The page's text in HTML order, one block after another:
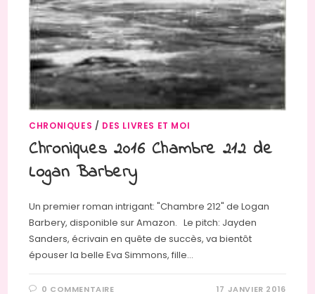
CHRONIQUES / DES LIVRES ET MOI
Chroniques 2016 Chambre 212 de
Logan Barbery
Un premier roman intrigant: "Chambre 212" de Logan
Barbery, disponible sur Amazon. Le pitch: Jayden
Sanders, écrivain en quête de succès, va bientôt
épouser la belle Eva Simmons, fille…
0 COMMENTAIRE 17 JANVIER 2016